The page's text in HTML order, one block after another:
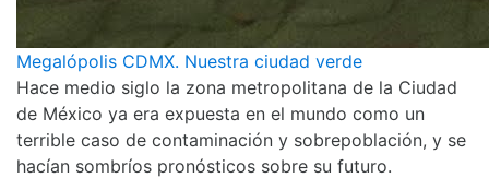
Megalópolis CDMX. Nuestra ciudad verde
Hace medio siglo la zona metropolitana de la Ciudad
de México ya era expuesta en el mundo como un
terrible caso de contaminación y sobrepoblación, y se
hacían sombríos pronósticos sobre su futuro.